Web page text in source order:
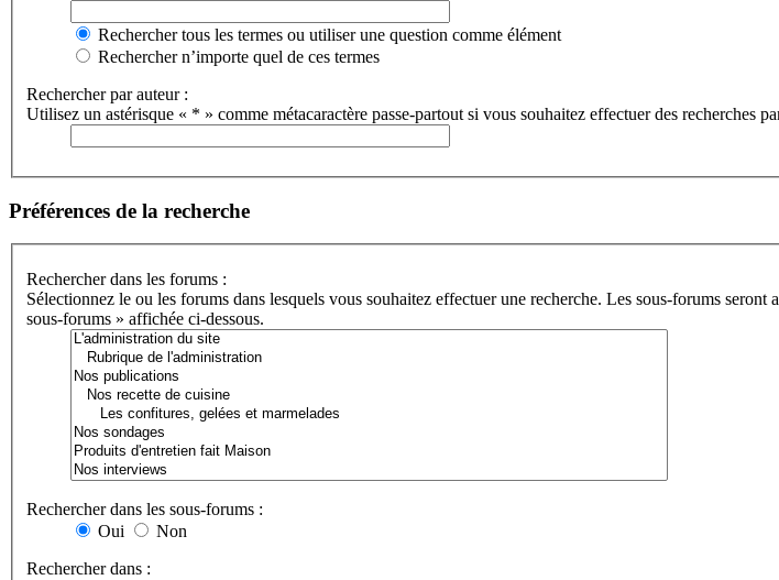
Rechercher tous les termes ou utiliser une question comme élément
Rechercher n’importe quel de ces termes
Rechercher par auteur :
Utilisez un astérisque « * » comme métacaractère passe-partout si vous souhaitez effectuer des recherches
Préférences de la recherche
Rechercher dans les forums :
Sélectionnez le ou les forums dans lesquels vous souhaitez effectuer une recherche. Les sous-forums
sous-forums » affichée ci-dessous.
Rechercher dans les sous-forums :
Oui
Non
Rechercher dans :